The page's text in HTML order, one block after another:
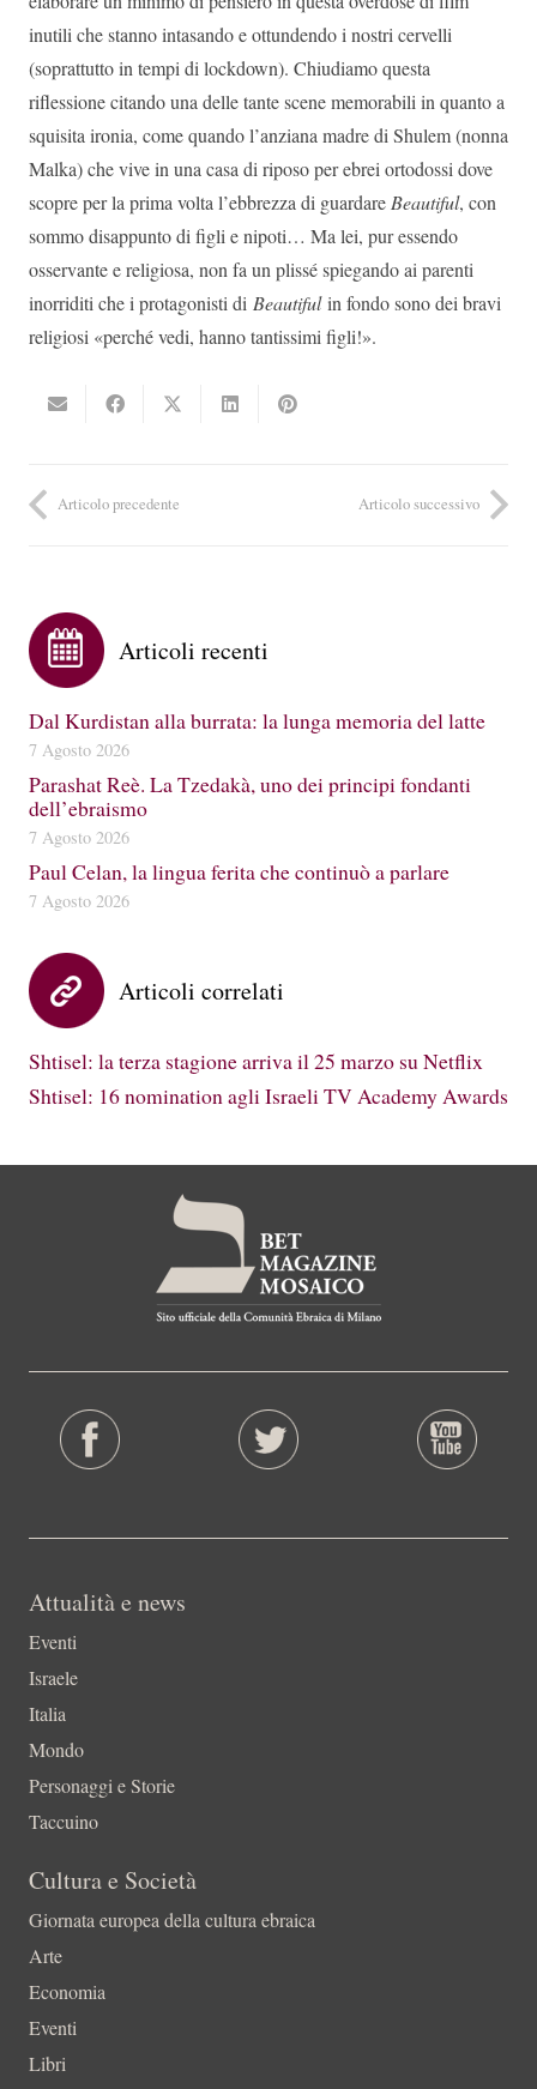
inutili che stanno intasando e ottundendo i nostri cervelli
(soprattutto in tempi di lockdown). Chiudiamo questa
riflessione citando una delle tante scene memorabili in quanto a
squisita ironia, come quando l’anziana madre di Shulem (nonna
Malka) che vive in una casa di riposo per ebrei ortodossi dove
scopre per la prima volta l’ebbrezza di guardareBeautiful, con
sommo disappunto di figli e nipoti… Ma lei, pur essendo
osservante e religiosa, non fa un plissé spiegando ai parenti
inorriditi che i protagonisti di Beautifulin fondo sono dei bravi
religiosi «perché vedi, hanno tantissimi figli!».
Articolo precedente Articolo successivo
Articoli recenti
Dal Kurdistan alla burrata: la lunga memoria del latte
7 Agosto 2026
Parashat Reè. La Tzedakà, uno dei principi fondanti
dell’ebraismo
7 Agosto 2026
Paul Celan, la lingua ferita che continuò a parlare
7 Agosto 2026
Articoli correlati
Shtisel: la terza stagione arriva il 25 marzo su Netflix
Shtisel: 16 nomination agli Israeli TV Academy Awards
Attualità e news
Eventi
Israele
Italia
Mondo
Personaggi e Storie
Taccuino
Cultura e Società
Giornata europea della cultura ebraica
Arte
Economia
Eventi
Libri